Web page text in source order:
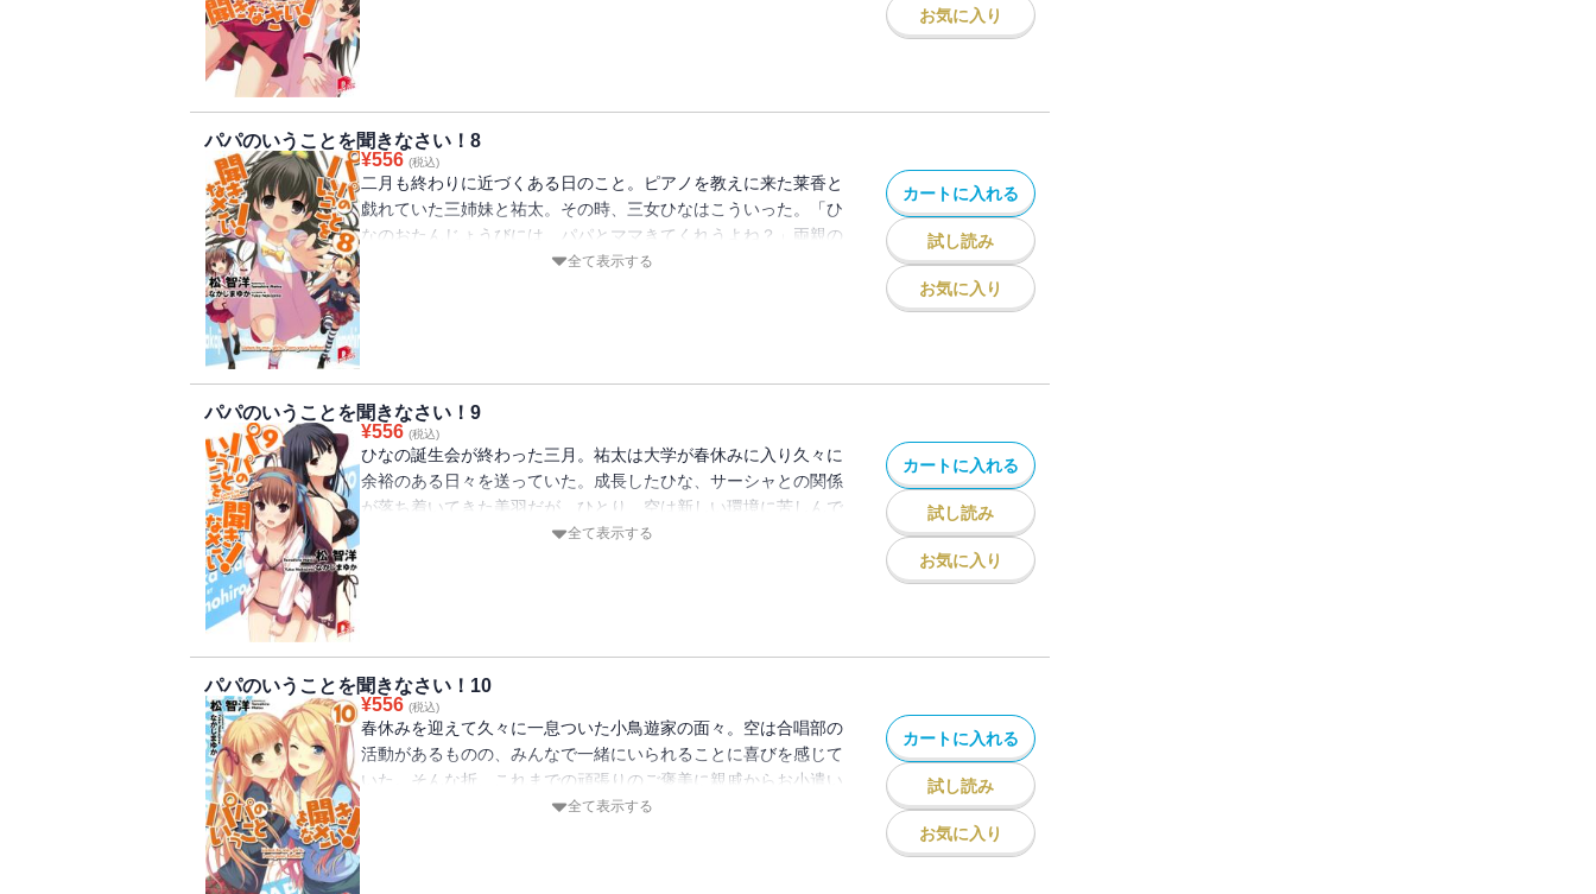
たかな優しい物語が積み重ねられていた。大人気癒し系ドタバタ
アットホームラブコメ第七幕！
お気に入り
パパのいうことを聞きなさい！8
¥556 (税込)
二月も終わりに近づくある日のこと。ピアノを教えに来た莱香と
戯れていた三姉妹と祐太。その時、三女ひなはこういった。「ひ
なのおたんじょうびには、パパとママきてくれうよね？」両親の
行方不明を理解していないひなに、空たちはどうしていいかすら
全て表示する
カートに入れる
試し読み
お気に入り
パパのいうことを聞きなさい！9
¥556 (税込)
ひなの誕生会が終わった三月。祐太は大学が春休みに入り久々に
余裕のある日々を送っていた。成長したひな、サーシャとの関係
が落ち着いてきた美羽だが、ひとり、空は新しい環境に苦しんで
いた。もともと引っ込み思案な空は合唱部の副部長に選ばれた初
全て表示する
カートに入れる
試し読み
お気に入り
パパのいうことを聞きなさい！10
¥556 (税込)
春休みを迎えて久々に一息ついた小鳥遊家の面々。空は合唱部の
活動があるものの、みんなで一緒にいられることに喜びを感じて
いた。そんな折、これまでの頑張りのご褒美に親戚からお小遣い
を貰った三姉妹と祐太は、ひなの希望によりロ研の仲間たちと共
全て表示する
カートに入れる
試し読み
お気に入り